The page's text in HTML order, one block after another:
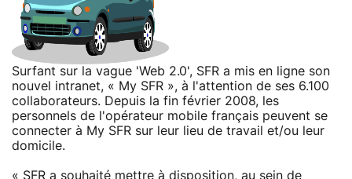
Surfant sur la vague 'Web 2.0', SFR a mis en ligne son
nouvel intranet, « My SFR », à l'attention de ses 6.100
collaborateurs. Depuis la fin février 2008, les
personnels de l'opérateur mobile français peuvent se
connecter à My SFR sur leur lieu de travail et/ou leur
domicile.
« SFR a souhaité mettre à disposition, au sein de